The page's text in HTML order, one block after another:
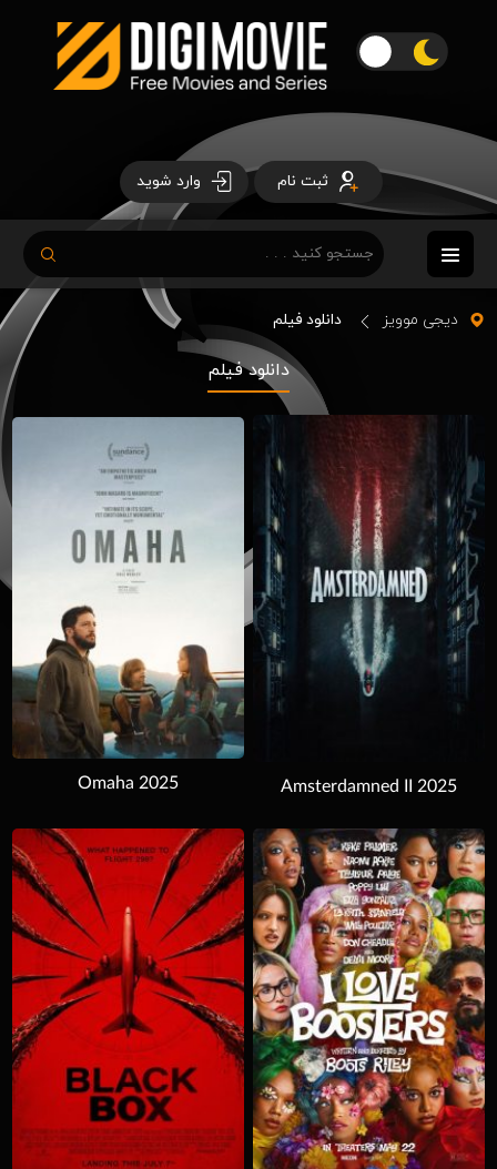
ثبت نام وارد شوید
دیجی موویز دانلود فیلم
دانلود فیلم
Download
Amsterdamned II 2025
Omaha 2025
Download